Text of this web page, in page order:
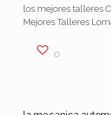
los mejores talleres
Mejores Talleres
0